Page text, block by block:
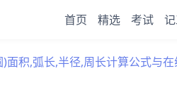
首页 精选 考试
积,弧长,半径,周长计算公式与